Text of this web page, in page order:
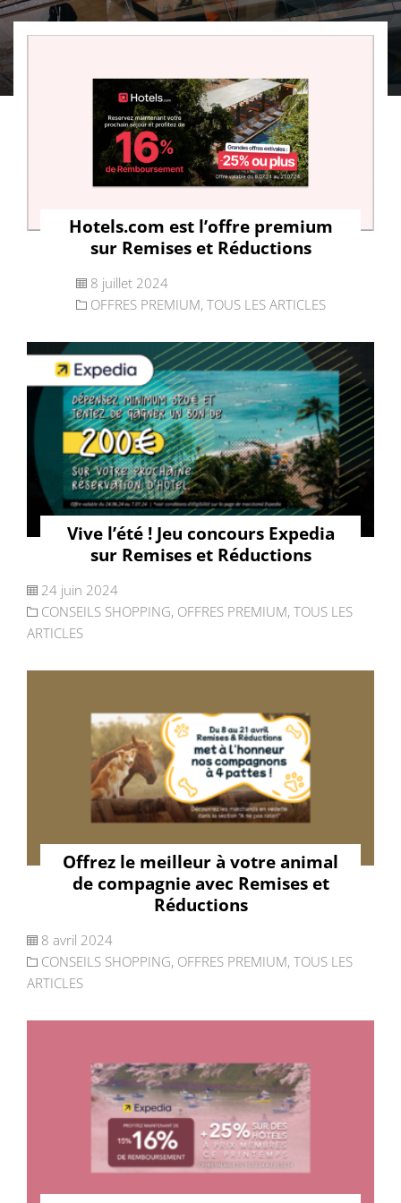
Hotels.com est l’offre premium
sur Remises et Réductions
8 juillet 2024
OFFRES PREMIUM, TOUS LES ARTICLES
Vive l’été ! Jeu concours Expedia
sur Remises et Réductions
24 juin 2024
CONSEILS SHOPPING, OFFRES PREMIUM, TOUS LES
ARTICLES
Offrez le meilleur à votre animal
de compagnie avec Remises et
Réductions
8 avril 2024
CONSEILS SHOPPING, OFFRES PREMIUM, TOUS LES
ARTICLES